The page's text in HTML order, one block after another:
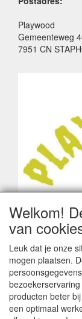
Playwood
Gemeenteweg
7951 CN
Welkom!
van
Leuk dat je onze
mogen plaatsen.
producten beter
een optimaal